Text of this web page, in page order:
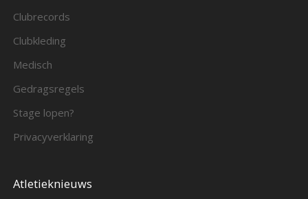
Clubrecords
Clubkleding
Medisch
Gedragsregels
Stage lopen?
Privacyverklaring
Atletieknieuws